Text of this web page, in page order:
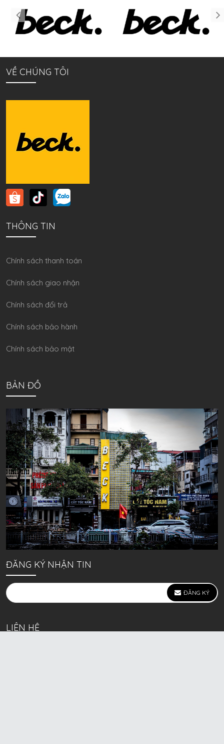
VỀ CHÚNG TÔI
THÔNG TIN
Chính sách thanh toán
Chính sách giao nhận
Chính sách đổi trả
Chính sách bảo hành
Chính sách bảo mật
BẢN ĐỒ
ĐĂNG KÝ NHẬN TIN
ĐĂNG KÝ
LIÊN HỆ